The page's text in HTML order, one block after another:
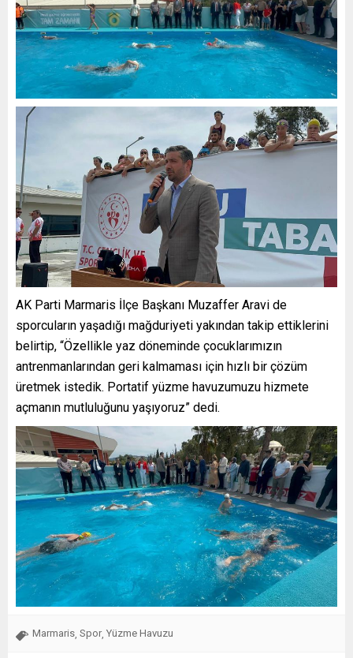
AK Parti Marmaris İlçe Başkanı Muzaffer Aravi de
sporcuların yaşadığı mağduriyeti yakından takip ettiklerini
belirtip, “Özellikle yaz döneminde çocuklarımızın
antrenmanlarından geri kalmaması için hızlı bir çözüm
üretmek istedik. Portatif yüzme havuzumuzu hizmete
açmanın mutluluğunu yaşıyoruz” dedi.
Marmaris, Spor, Yüzme Havuzu